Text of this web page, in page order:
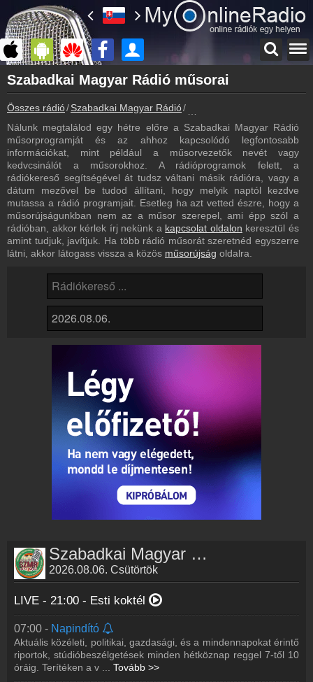
Főoldal
myonlineradio.hu
Szabadkai Magyar Rádió
Vissza a Szabadkai Magyar Rádió oldalára
Bejelentkezés
Hozz létre saját fiókot!
Archívum
Szabadkai Magyar Rádió korábbi adásai
Kapcsolat
Írj nekünk!
Partnerek
Rádió beágyazás
Ágyazd be weboldaladba
Online rádió készítés
Szabadkai Magyar Rádió műsorai
Összes rádió Szabadkai Magyar Rádió
Nálunk megtalálod egy hétre előre a Szabadkai Magyar Rádió
műsorprogramját és az ahhoz kapcsolódó legfontosabb
információkat, mint például a műsorvezetők nevét vagy
kedvcsinálót a műsorokhoz. A rádióprogramok felett, a
rádiókereső segítségével át tudsz váltani másik rádióra, vagy a
dátum mezővel be tudod állítani, hogy melyik naptól kezdve
mutassa a rádió programjait. Esetleg ha azt vetted észre, hogy a
műsorújságunkban nem az a műsor szerepel, ami épp szól a
rádióban, akkor kérlek írj nekünk a kapcsolat oldalon keresztül és
amint tudjuk, javítjuk. Ha több rádió műsorát szeretnéd egyszerre
látni, akkor látogass vissza a közös műsorújság oldalra.
Szabadkai Magyar Rádió műsorai
2026.08.06. Csütörtök
LIVE - 21:00 - Esti koktél
07:00 - Napindító
Aktuális közéleti, politikai, gazdasági, és a mindennapokat érintő
riportok, stúdióbeszélgetések minden hétköznap reggel 7-től 10
óráig. Terítéken a v ... Tovább >>